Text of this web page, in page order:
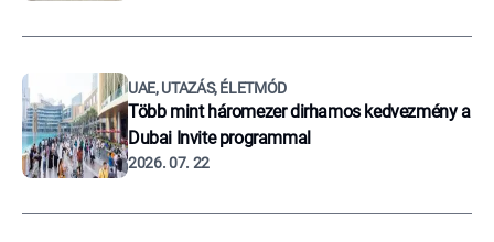
UAE, UTAZÁS, ÉLETMÓD
Több mint háromezer dirhamos kedvezmény a
Dubai Invite programmal
2026. 07. 22